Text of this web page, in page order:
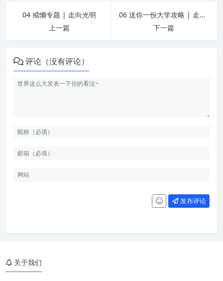
04 戒懒专题 | 走向光明
上一篇
06 送你一份大学攻略 | 走向光明
下一篇
评论（没有评论）
发布评论
关于我们